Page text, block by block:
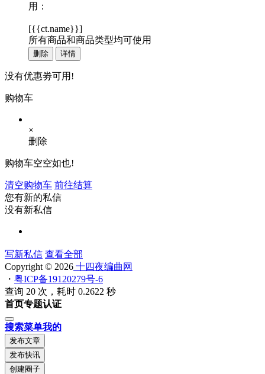
用：
[{{ct.name}}]
所有商品和商品类型均可使用
删除 详情
没有优惠劵可用!
购物车
×
删除
购物车空空如也!
清空购物车 前往结算
您有新的私信
没有新私信
写新私信 查看全部
Copyright © 2026 十四夜编曲网
・ 粤ICP备19120279号-6
查询 20 次，耗时 0.2622 秒
首页专题认证
搜索菜单我的
发布文章
发布快讯
创建圈子